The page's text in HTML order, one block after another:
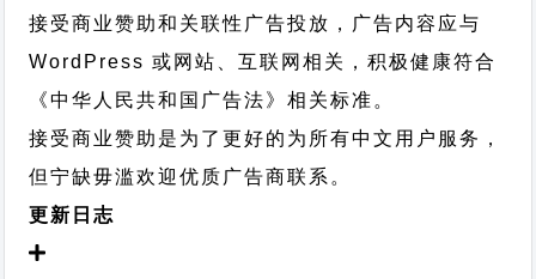
接受商业赞助和关联性广告投放，广告内容应与
WordPress 或网站、互联网相关，积极健康符合
《中华人民共和国广告法》相关标准。
接受商业赞助是为了更好的为所有中文用户服务，
但宁缺毋滥欢迎优质广告商联系。
更新日志